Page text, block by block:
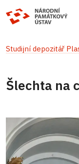
Studijní depozitář
Šlechta na